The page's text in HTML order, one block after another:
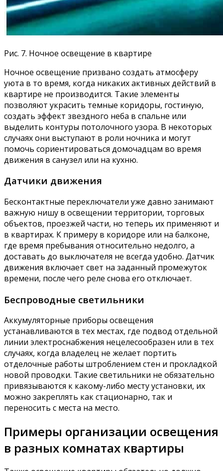
Рис. 7. Ночное освещение в квартире
Ночное освещение призвано создать атмосферу
уюта в то время, когда никаких активных действий в
квартире не производится. Такие элементы
позволяют украсить темные коридоры, гостиную,
создать эффект звездного неба в спальне или
выделить контуры потолочного узора. В некоторых
случаях они выступают в роли ночника и могут
помочь сориентироваться домочадцам во время
движения в санузел или на кухню.
Датчики движения
Бесконтактные переключатели уже давно занимают
важную нишу в освещении территории, торговых
объектов, проезжей части, но теперь их применяют и
в квартирах. К примеру в коридоре или на балконе,
где время пребывания относительно недолго, а
доставать до выключателя не всегда удобно. Датчик
движения включает свет на заданный промежуток
времени, после чего реле снова его отключает.
Беспроводные светильники
Аккумуляторные приборы освещения
устанавливаются в тех местах, где подвод отдельной
линии электроснабжения нецелесообразен или в тех
случаях, когда владелец не желает портить
отделочные работы штроблением стен и прокладкой
новой проводки. Такие светильники не обязательно
привязываются к какому-либо месту установки, их
можно закреплять как стационарно, так и
переносить с места на место.
Примеры организации освещения
в разных комнатах квартиры